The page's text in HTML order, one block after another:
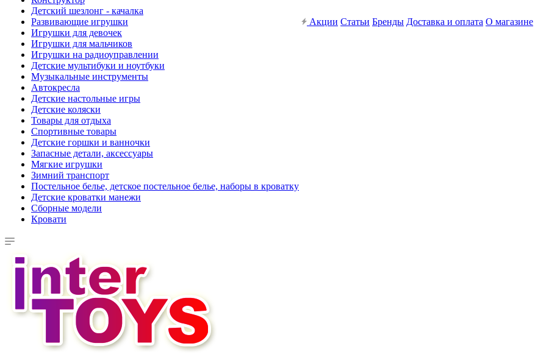
Детский шезлонг - качалка
Развивающие игрушки
Игрушки для девочек
Игрушки для мальчиков
Игрушки на радиоуправлении
Детские мультибуки и ноутбуки
Музыкальные инструменты
Автокресла
Детские настольные игры
Детские коляски
Товары для отдыха
Спортивные товары
Детские горшки и ванночки
Запасные детали, аксессуары
Мягкие игрушки
Зимний транспорт
Постельное белье, детское постельное белье, наборы в кроватку
Детские кроватки манежи
Сборные модели
Кровати
Акции Статьи Бренды Доставка и оплата О магазине